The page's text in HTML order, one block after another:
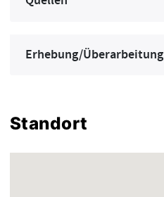
Erhebung/Überarbeitung
Standort